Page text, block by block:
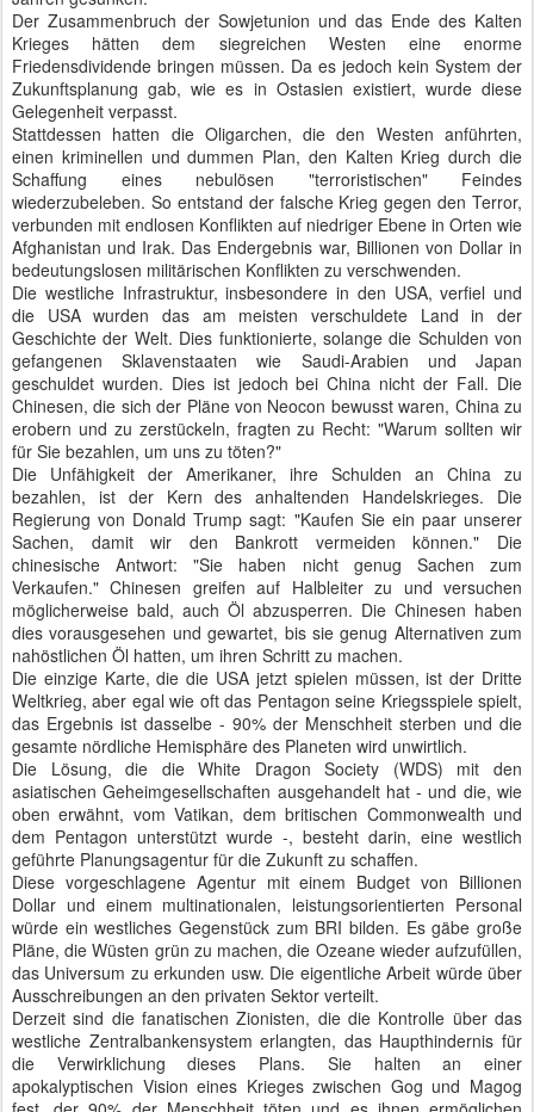
Der Zusammenbruch der Sowjetunion und das Ende des Kalten
Krieges hätten dem siegreichen Westen eine enorme
Friedensdividende bringen müssen. Da es jedoch kein System der
Zukunftsplanung gab, wie es in Ostasien existiert, wurde diese
Gelegenheit verpasst.
Stattdessen hatten die Oligarchen, die den Westen anführten,
einen kriminellen und dummen Plan, den Kalten Krieg durch die
Schaffung eines nebulösen "terroristischen" Feindes
wiederzubeleben. So entstand der falsche Krieg gegen den Terror,
verbunden mit endlosen Konflikten auf niedriger Ebene in Orten wie
Afghanistan und Irak. Das Endergebnis war, Billionen von Dollar in
bedeutungslosen militärischen Konflikten zu verschwenden.
Die westliche Infrastruktur, insbesondere in den USA, verfiel und
die USA wurden das am meisten verschuldete Land in der
Geschichte der Welt. Dies funktionierte, solange die Schulden von
gefangenen Sklavenstaaten wie Saudi-Arabien und Japan
geschuldet wurden. Dies ist jedoch bei China nicht der Fall. Die
Chinesen, die sich der Pläne von Neocon bewusst waren, China zu
erobern und zu zerstückeln, fragten zu Recht: "Warum sollten wir
für Sie bezahlen, um uns zu töten?"
Die Unfähigkeit der Amerikaner, ihre Schulden an China zu
bezahlen, ist der Kern des anhaltenden Handelskrieges. Die
Regierung von Donald Trump sagt: "Kaufen Sie ein paar unserer
Sachen, damit wir den Bankrott vermeiden können." Die
chinesische Antwort: "Sie haben nicht genug Sachen zum
Verkaufen." Chinesen greifen auf Halbleiter zu und versuchen
möglicherweise bald, auch Öl abzusperren. Die Chinesen haben
dies vorausgesehen und gewartet, bis sie genug Alternativen zum
nahöstlichen Öl hatten, um ihren Schritt zu machen.
Die einzige Karte, die die USA jetzt spielen müssen, ist der Dritte
Weltkrieg, aber egal wie oft das Pentagon seine Kriegsspiele spielt,
das Ergebnis ist dasselbe - 90% der Menschheit sterben und die
gesamte nördliche Hemisphäre des Planeten wird unwirtlich.
Die Lösung, die die White Dragon Society (WDS) mit den
asiatischen Geheimgesellschaften ausgehandelt hat - und die, wie
oben erwähnt, vom Vatikan, dem britischen Commonwealth und
dem Pentagon unterstützt wurde -, besteht darin, eine westlich
geführte Planungsagentur für die Zukunft zu schaffen.
Diese vorgeschlagene Agentur mit einem Budget von Billionen
Dollar und einem multinationalen, leistungsorientierten Personal
würde ein westliches Gegenstück zum BRI bilden. Es gäbe große
Pläne, die Wüsten grün zu machen, die Ozeane wieder aufzufüllen,
das Universum zu erkunden usw. Die eigentliche Arbeit würde über
Ausschreibungen an den privaten Sektor verteilt.
Derzeit sind die fanatischen Zionisten, die die Kontrolle über das
westliche Zentralbankensystem erlangten, das Haupthindernis für
die Verwirklichung dieses Plans. Sie halten an einer
apokalyptischen Vision eines Krieges zwischen Gog und Magog